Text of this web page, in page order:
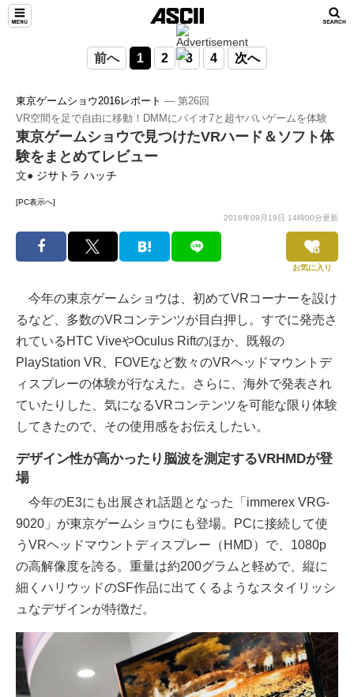
前へ 1 2 3 4 次へ
東京ゲームショウ2016レポート ― 第26回
VR空間を足で自由に移動！DMMにバイオ7と超ヤバいゲームを体験
東京ゲームショウで見つけたVRハード＆ソフト体
験をまとめてレビュー
文● ジサトラ ハッチ
[PC表示へ]
2016年09月19日 14時00分更新
お気に入り
今年の東京ゲームショウは、初めてVRコーナーを設け
るなど、多数のVRコンテンツが目白押し。すでに発売さ
れているHTC ViveやOculus Riftのほか、既報の
PlayStation VR、FOVEなど数々のVRヘッドマウントデ
ィスプレーの体験が行なえた。さらに、海外で発表され
ていたりした、気になるVRコンテンツを可能な限り体験
してきたので、その使用感をお伝えしたい。
デザイン性が高かったり脳波を測定するVRHMDが登
場
今年のE3にも出展され話題となった「immerex VRG-
9020」が東京ゲームショウにも登場。PCに接続して使
うVRヘッドマウントディスプレー（HMD）で、1080p
の高解像度を誇る。重量は約200グラムと軽めで、縦に
細くハリウッドのSF作品に出てくるようなスタイリッシ
ュなデザインが特徴だ。